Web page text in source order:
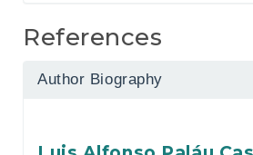
References
Author Biography